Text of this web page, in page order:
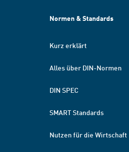
Normen & Standards
Kurz erklärt
Alles über DIN-Normen
DIN SPEC
SMART Standards
Nutzen für die Wirtschaft